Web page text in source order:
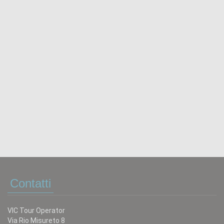
Contatti
VIC Tour Operator
Via Rio Misureto 8